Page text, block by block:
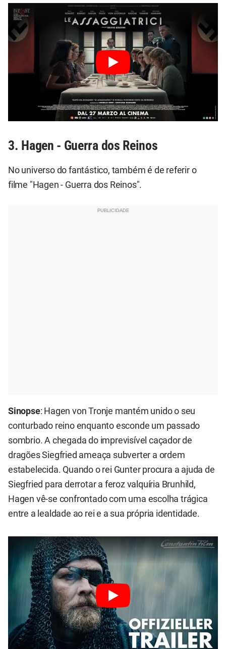
3. Hagen - Guerra dos Reinos
No universo do fantástico, também é de referir o
filme "Hagen - Guerra dos Reinos".
Sinopse: Hagen von Tronje mantém unido o seu
conturbado reino enquanto esconde um passado
sombrio. A chegada do imprevisível caçador de
dragões Siegfried ameaça subverter a ordem
estabelecida. Quando o rei Gunter procura a ajuda de
Siegfried para derrotar a feroz valquíria Brunhild,
Hagen vê-se confrontado com uma escolha trágica
entre a lealdade ao rei e a sua própria identidade.